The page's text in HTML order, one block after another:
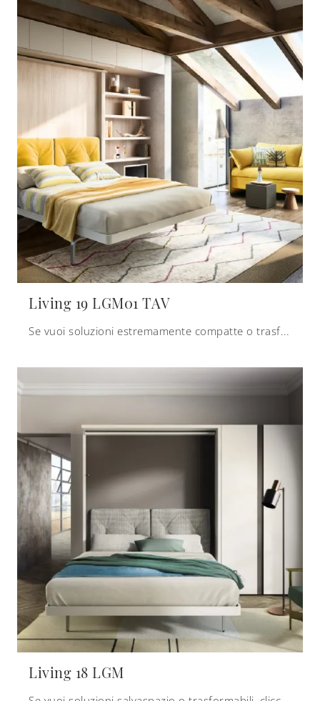
Living 19 LGM01 TAV
Se vuoi soluzioni estremamente compatte o trasformabili, clicca e scopri di più sui letti a scomparsa Clei in laccato opaco.
Living 18 LGM